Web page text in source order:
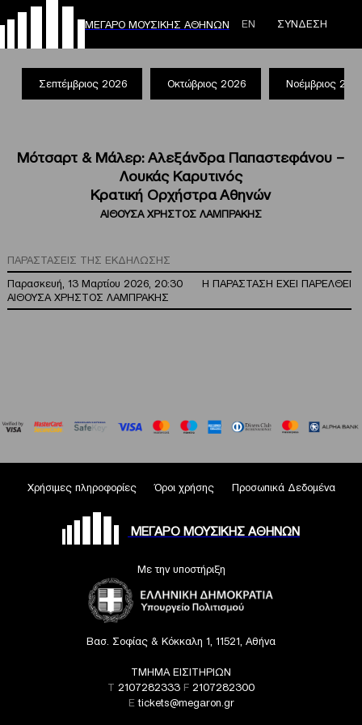
ΜΕΓΑΡΟ ΜΟΥΣΙΚΗΣ ΑΘΗΝΩΝ ΕΝ ΣΥΝΔΕΣΗ
Σεπτέμβριος 2026 Οκτώβριος 2026 Νοέμβριος
Μότσαρτ & Μάλερ: Αλεξάνδρα Παπαστεφάνου –
Λουκάς Καρυτινός
Κρατική Ορχήστρα Αθηνών
ΑΙΘΟΥΣΑ ΧΡΗΣΤΟΣ ΛΑΜΠΡΑΚΗΣ
ΠΑΡΑΣΤΑΣΕΙΣ ΤΗΣ ΕΚΔΗΛΩΣΗΣ
Παρασκευή, 13 Μαρτίου 2026, 20:30
Η ΠΑΡΑΣΤΑΣΗ ΕΧΕΙ ΠΑΡΕΛΘΕΙ
ΑΙΘΟΥΣΑ ΧΡΗΣΤΟΣ ΛΑΜΠΡΑΚΗΣ
Χρήσιμες πληροφορίες Όροι χρήσης Προσωπικά Δεδομένα
ΜΕΓΑΡΟ ΜΟΥΣΙΚΗΣ ΑΘΗΝΩΝ
Με την υποστήριξη
Βασ. Σοφίας & Κόκκαλη 1, 11521, Αθήνα
ΤΜΗΜΑ ΕΙΣΙΤΗΡΙΩΝ
T 2107282333 F 2107282300
Etickets@megaron.gr